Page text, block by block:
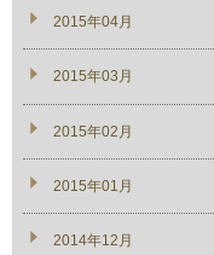
2015年04月
2015年03月
2015年02月
2015年01月
2014年12月